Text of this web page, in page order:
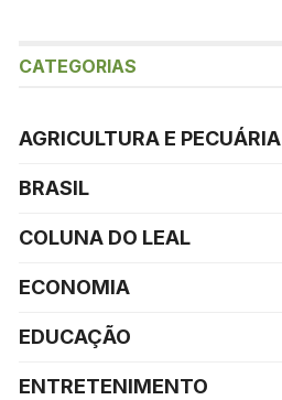
CATEGORIAS
AGRICULTURA E PECUÁRIA
BRASIL
COLUNA DO LEAL
ECONOMIA
EDUCAÇÃO
ENTRETENIMENTO